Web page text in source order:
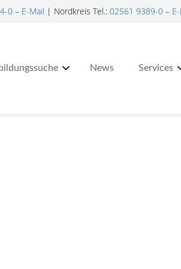
0– E-Mail | Nordkreis Tel.: 02561 9389-0–
News Services